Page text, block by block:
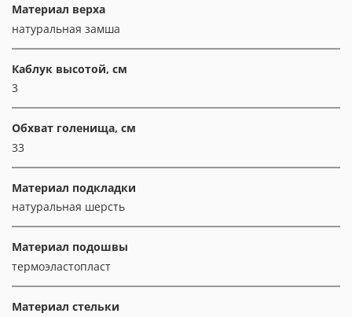
Материал верха
натуральная замша
Каблук высотой, см
3
Обхват голенища, см
33
Материал подкладки
натуральная шерсть
Материал подошвы
термоэластопласт
Материал стельки